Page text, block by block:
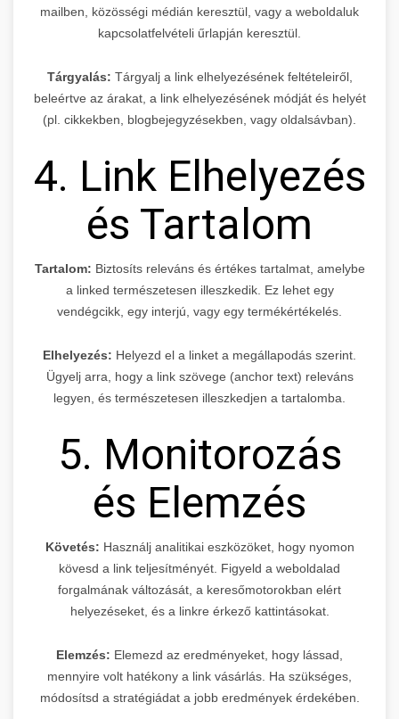
mailben, közösségi médián keresztül, vagy a weboldaluk
kapcsolatfelvételi űrlapján keresztül.
Tárgyalás: Tárgyalj a link elhelyezésének feltételeiről,
beleértve az árakat, a link elhelyezésének módját és helyét
(pl. cikkekben, blogbejegyzésekben, vagy oldalsávban).
4. Link Elhelyezés
és Tartalom
Tartalom: Biztosíts releváns és értékes tartalmat, amelybe
a linked természetesen illeszkedik. Ez lehet egy
vendégcikk, egy interjú, vagy egy termékértékelés.
Elhelyezés: Helyezd el a linket a megállapodás szerint.
Ügyelj arra, hogy a link szövege (anchor text) releváns
legyen, és természetesen illeszkedjen a tartalomba.
5. Monitorozás
és Elemzés
Követés: Használj analitikai eszközöket, hogy nyomon
kövesd a link teljesítményét. Figyeld a weboldalad
forgalmának változását, a keresőmotorokban elért
helyezéseket, és a linkre érkező kattintásokat.
Elemzés: Elemezd az eredményeket, hogy lássad,
mennyire volt hatékony a link vásárlás. Ha szükséges,
módosítsd a stratégiádat a jobb eredmények érdekében.